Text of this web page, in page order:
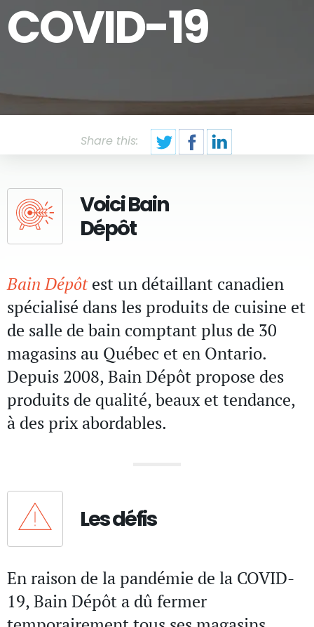
COVID-19
Share this:
Voici Bain
Dépôt
Bain Dépôtest un détaillant canadien
spécialisé dans les produits de cuisine et
de salle de bain comptant plus de 30
magasins au Québec et en Ontario.
Depuis 2008, Bain Dépôt propose des
produits de qualité, beaux et tendance,
à des prix abordables.
Les défis
En raison de la pandémie de la COVID-
19, Bain Dépôt a dû fermer